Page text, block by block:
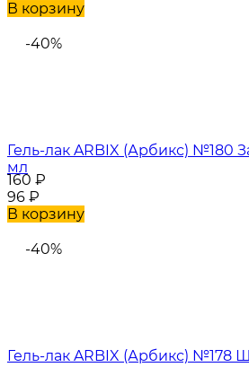
В корзину
-40%
Гель-лак ARBIX (Арбикс) №180
мл
160 ₽
96 ₽
В корзину
-40%
Гель-лак ARBIX (Арбикс) №178